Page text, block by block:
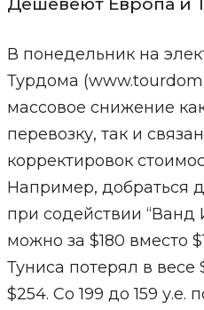
В понедельник на
Турдома
массовое снижение
перевозку, так и
корректировок
Например, добраться
при содействии
можно за $180 вместо
Туниса потерял в
$254. Cо 199 до 159 у.е.